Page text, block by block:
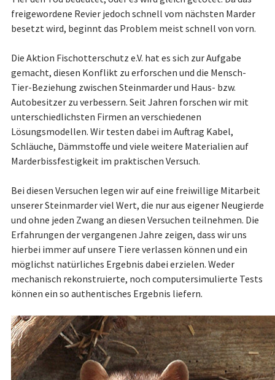
freigewordene Revier jedoch schnell vom nächsten Marder
besetzt wird, beginnt das Problem meist schnell von vorn.
Die Aktion Fischotterschutz e.V. hat es sich zur Aufgabe
gemacht, diesen Konflikt zu erforschen und die Mensch-
Tier-Beziehung zwischen Steinmarder und Haus- bzw.
Autobesitzer zu verbessern. Seit Jahren forschen wir mit
unterschiedlichsten Firmen an verschiedenen
Lösungsmodellen. Wir testen dabei im Auftrag Kabel,
Schläuche, Dämmstoffe und viele weitere Materialien auf
Marderbissfestigkeit im praktischen Versuch.
Bei diesen Versuchen legen wir auf eine freiwillige Mitarbeit
unserer Steinmarder viel Wert, die nur aus eigener Neugierde
und ohne jeden Zwang an diesen Versuchen teilnehmen. Die
Erfahrungen der vergangenen Jahre zeigen, dass wir uns
hierbei immer auf unsere Tiere verlassen können und ein
möglichst natürliches Ergebnis dabei erzielen. Weder
mechanisch rekonstruierte, noch computersimulierte Tests
können ein so authentisches Ergebnis liefern.